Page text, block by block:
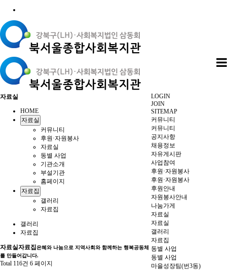
LOGIN
JOIN
SITEMAP
커뮤니티
커뮤니티
공지사항
채용정보
자유게시판
사업참여
후원·자원봉사
후원·자원봉사
후원안내
자원봉사안내
나눔가게
자료실
자료실
갤러리
자료집
동별 사업
동별 사업
마을성장팀(번3동)
자료실
HOME
자료실
커뮤니티
후원·자원봉사
자료실
동별 사업
기관소개
부설기관
홈페이지
자료집
갤러리
자료집
갤러리
자료집
자료실자료집은혜와 나눔으로 지역사회와 함께하는 행복공동체
를 만들어갑니다.
Total 116건 6 페이지